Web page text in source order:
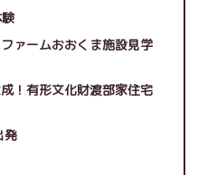
ームおおくま施設見学
有形文化財渡部家住宅
発